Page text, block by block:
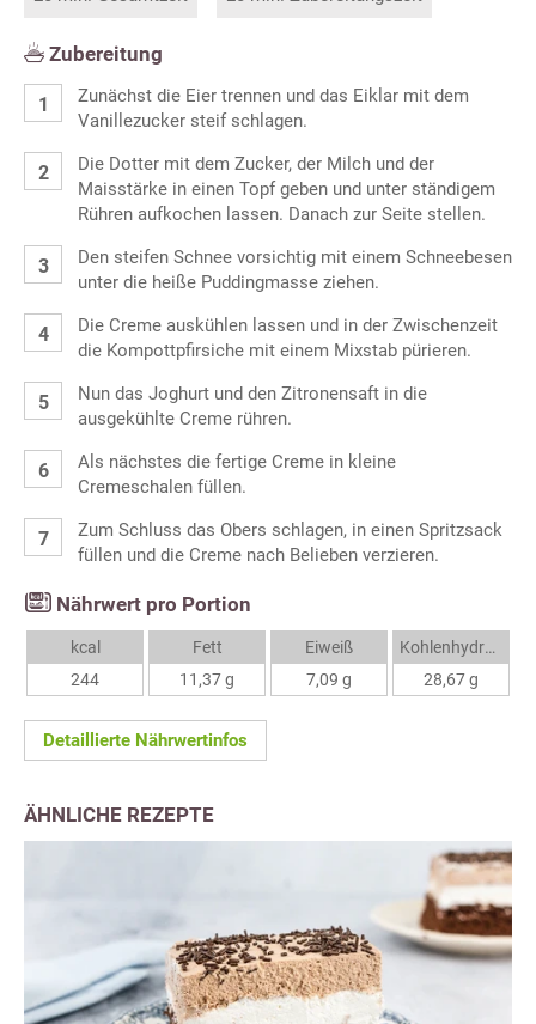
Zubereitung
Zunächst die Eier trennen und das Eiklar mit dem
Vanillezucker steif schlagen.
Die Dotter mit dem Zucker, der Milch und der
Maisstärke in einen Topf geben und unter ständigem
Rühren aufkochen lassen. Danach zur Seite stellen.
Den steifen Schnee vorsichtig mit einem Schneebesen
unter die heiße Puddingmasse ziehen.
Die Creme auskühlen lassen und in der Zwischenzeit
die Kompottpfirsiche mit einem Mixstab pürieren.
Nun das Joghurt und den Zitronensaft in die
ausgekühlte Creme rühren.
Als nächstes die fertige Creme in kleine
Cremeschalen füllen.
Zum Schluss das Obers schlagen, in einen Spritzsack
füllen und die Creme nach Belieben verzieren.
Nährwert pro Portion
kcal
244
Fett
11,37 g
Eiweiß
7,09 g
Kohlenhydrate
28,67 g
Detaillierte Nährwertinfos
ÄHNLICHE REZEPTE